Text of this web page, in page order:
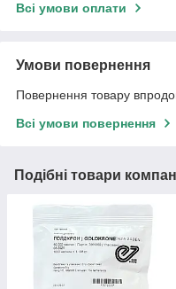
Всі умови оплати
Умови повернення
Повернення товару
Всі умови повернення
Подібні товари